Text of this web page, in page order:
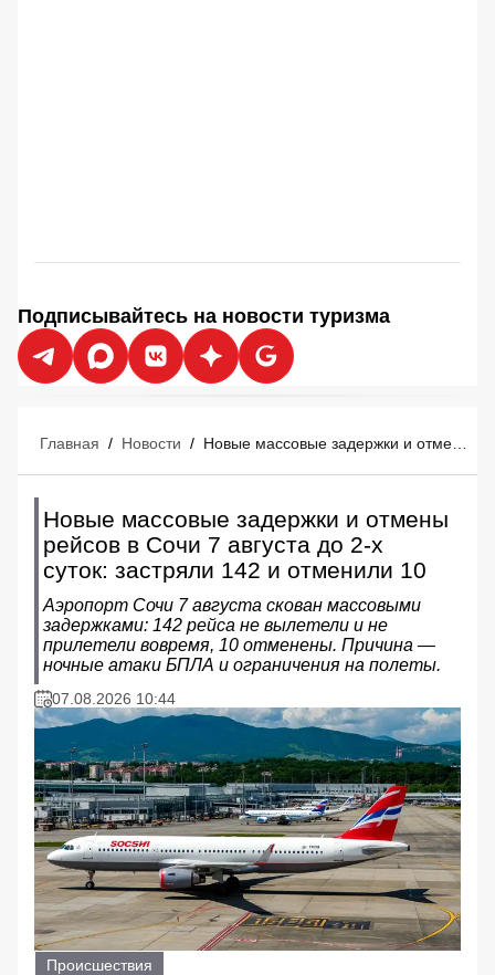
Подписывайтесь на новости туризма
Главная / Новости /
Новые массовые задержки и отмены
рейсов в Сочи 7 августа до 2-х
суток: застряли 142 и отменили 10
Аэропорт Сочи 7 августа скован массовыми
задержками: 142 рейса не вылетели и не
прилетели вовремя, 10 отменены. Причина —
ночные атаки БПЛА и ограничения на полеты.
07.08.2026 10:44
Происшествия